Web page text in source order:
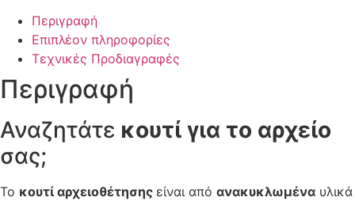
Περιγραφή
Επιπλέον πληροφορίες
Τεχνικές Προδιαγραφές
Περιγραφή
Αναζητάτε κουτί για το αρχείο
σας;
Το κουτί αρχειοθέτησης είναι από ανακυκλωμένα υλικά